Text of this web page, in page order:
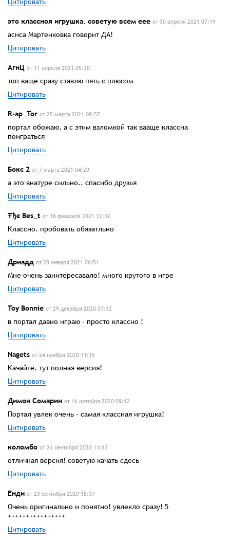
это классноя игрушка. советую всем еее от 30 апреля 2021 07:19
асиса Мартенковка говорит ДА!
Цитировать
АгнЦ от 11 апреля 2021 05:30
топ ваще сразу ставлю пять с плюсом
Цитировать
R-ap_Tor от 25 марта 2021 08:57
портал обожаю, а с этим взломкой так вааще классна
поиграться
Цитировать
Бокс 2 от 7 марта 2021 04:29
а это внатуре сильно.. спасибо друзья
Цитировать
Ŧђє Bes_t от 18 февраля 2021 12:32
Классно. пробовать обязатльно
Цитировать
Дриадд от 20 января 2021 06:51
Мне очень занитересавало! много крутого в игре
Цитировать
Toy Bonnie от 29 декабря 2020 07:12
в портал давно играю - просто классно !
Цитировать
Nagets от 24 ноября 2020 11:15
Качайте. тут полная версия!
Цитировать
Димон Сомарин от 16 октября 2020 09:12
Портал увлек очень - самая классная игрушка!
Цитировать
коломбо от 24 сентября 2020 11:13
отличная версия! советую качать сдесь
Цитировать
Енди от 23 сентября 2020 15:37
Очень оригинально и понятно! увлекло сразу! 5
++++++++++++++++
Цитировать